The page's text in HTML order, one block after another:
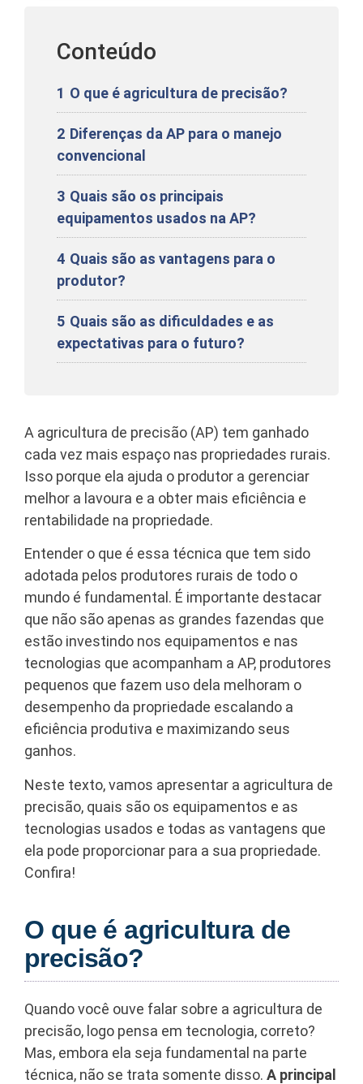
Conteúdo
1 O que é agricultura de precisão?
2 Diferenças da AP para o manejo
convencional
3 Quais são os principais
equipamentos usados na AP?
4 Quais são as vantagens para o
produtor?
5 Quais são as dificuldades e as
expectativas para o futuro?
A agricultura de precisão (AP) tem ganhado
cada vez mais espaço nas propriedades rurais.
Isso porque ela ajuda o produtor a gerenciar
melhor a lavoura e a obter mais eficiência e
rentabilidade na propriedade.
Entender o que é essa técnica que tem sido
adotada pelos produtores rurais de todo o
mundo é fundamental. É importante destacar
que não são apenas as grandes fazendas que
estão investindo nos equipamentos e nas
tecnologias que acompanham a AP, produtores
pequenos que fazem uso dela melhoram o
desempenho da propriedade escalando a
eficiência produtiva e maximizando seus
ganhos.
Neste texto, vamos apresentar a agricultura de
precisão, quais são os equipamentos e as
tecnologias usados e todas as vantagens que
ela pode proporcionar para a sua propriedade.
Confira!
O que é agricultura de
precisão?
Quando você ouve falar sobre a agricultura de
precisão, logo pensa em tecnologia, correto?
Mas, embora ela seja fundamental na parte
técnica, não se trata somente disso. A principal